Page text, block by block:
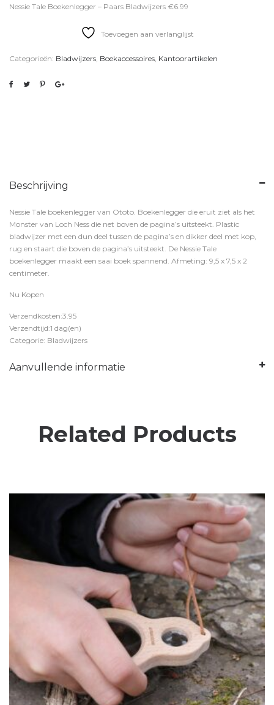
Nessie Tale Boekenlegger – Paars Bladwijzers €6.99
Toevoegen aan verlanglijst
Categorieën: Bladwijzers, Boekaccessoires, Kantoorartikelen
Beschrijving
Nessie Tale boekenlegger van Ototo. Boekenlegger die eruit ziet als het
Monster van Loch Ness die net boven de pagina’s uitsteekt. Plastic
bladwijzer met een dun deel tussen de pagina’s en dikker deel met kop,
rug en staart die boven de pagina’s uitsteekt. De Nessie Tale
boekenlegger maakt een saai boek spannend. Afmeting: 9,5 x 7,5 x 2
centimeter.
Nu Kopen
Verzendkosten:3.95
Verzendtijd:1 dag(en)
Categorie: Bladwijzers
Aanvullende informatie
Related Products